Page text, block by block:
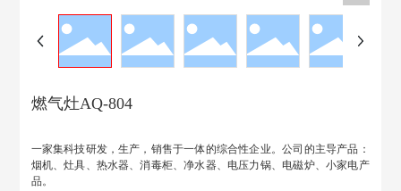
燃气灶AQ-804
一家集科技研发，生产，销售于一体的综合性企业。公司的主导产品：
烟机、灶具、热水器、消毒柜、净水器、电压力锅、电磁炉、小家电产
品。